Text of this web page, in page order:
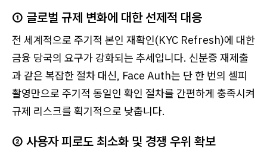
① 글로벌 규제 변화에 대한 선제적 대응
전 세계적으로 주기적 본인 재확인(KYC Refresh)에 대한
금융 당국의 요구가 강화되는 추세입니다. 신분증 재제출
과 같은 복잡한 절차 대신, Face Auth는 단 한 번의 셀피
촬영만으로 주기적 동일인 확인 절차를 간편하게 충족시켜
규제 리스크를 획기적으로 낮춥니다.
② 사용자 피로도 최소화 및 경쟁 우위 확보